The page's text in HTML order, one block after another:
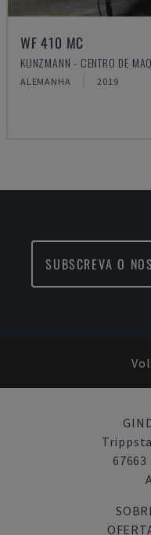
WF 410 MC
KUNZMANN - CENTRO DE
ALEMANHA 2019
SUBSCREVA O